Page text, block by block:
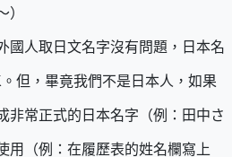
）
國人取日文名字沒有問題，日本名
但，畢竟我們不是日本人，如果
非常正式的日本名字（例：田中さ
用（例：在履歷表的姓名欄寫上